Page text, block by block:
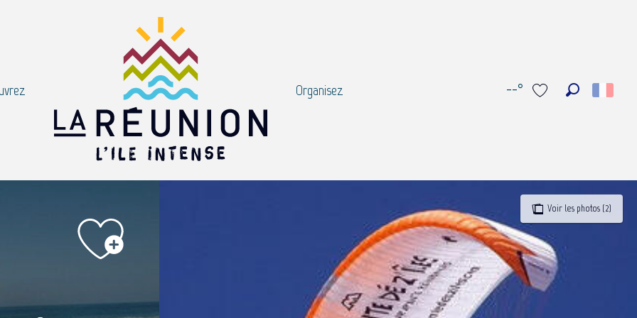
--°
Organisez
Voir les photos (2)